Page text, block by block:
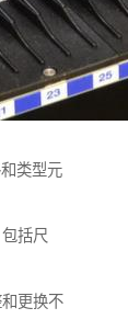
类型元
括尺
更换不